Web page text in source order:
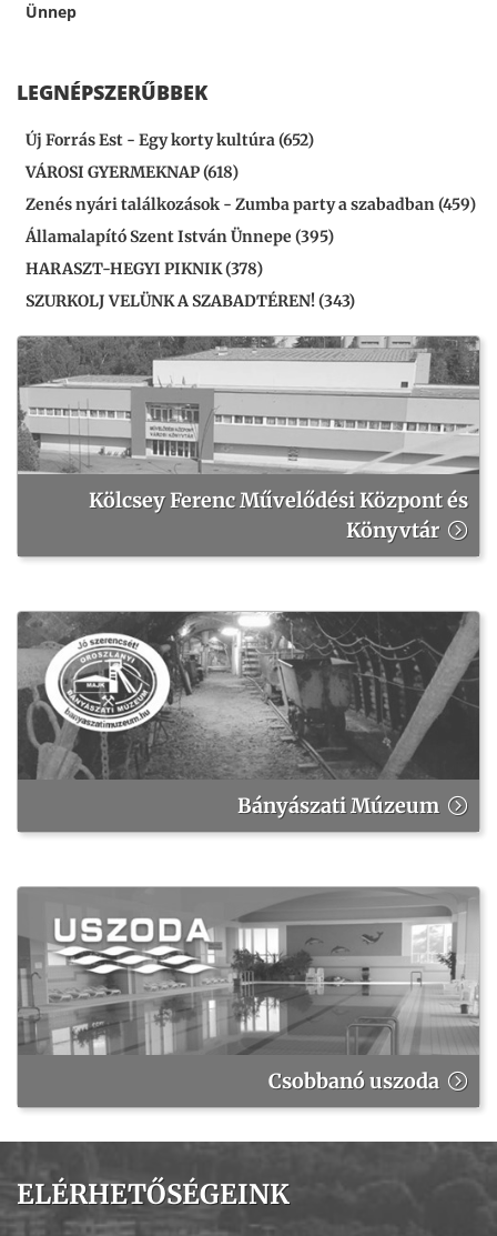
Ünnep
LEGNÉPSZERŰBBEK
Új Forrás Est - Egy korty kultúra (652)
VÁROSI GYERMEKNAP (618)
Zenés nyári találkozások - Zumba party a szabadban (459)
Államalapító Szent István Ünnepe (395)
HARASZT-HEGYI PIKNIK (378)
SZURKOLJ VELÜNK A SZABADTÉREN! (343)
Kölcsey Ferenc Művelődési Központ és
Könyvtár
Bányászati Múzeum
Csobbanó uszoda
ELÉRHETŐSÉGEINK